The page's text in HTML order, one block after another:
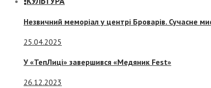
Незвичний меморіал у центрі Броварів. Сучасне
25.04.2025
У «ТепЛиці» завершився «Медяник Fest»
26.12.2023